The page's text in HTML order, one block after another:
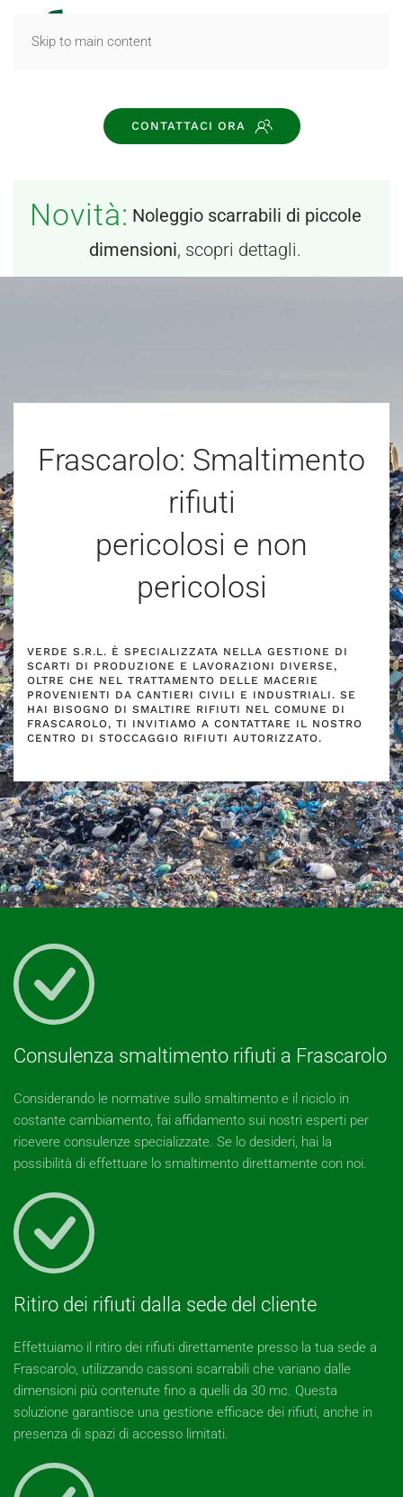
Skip to main content
CONTATTACI ORA
Novità: Noleggio scarrabili di piccole
dimensioni, scopri dettagli.
Frascarolo: Smaltimento
rifiuti
pericolosi e non
pericolosi
VERDE S.R.L. È SPECIALIZZATA NELLA GESTIONE DI
SCARTI DI PRODUZIONE E LAVORAZIONI DIVERSE,
OLTRE CHE NEL TRATTAMENTO DELLE MACERIE
PROVENIENTI DA CANTIERI CIVILI E INDUSTRIALI. SE
HAI BISOGNO DI SMALTIRE RIFIUTI NEL COMUNE DI
FRASCAROLO, TI INVITIAMO A CONTATTARE IL NOSTRO
CENTRO DI STOCCAGGIO RIFIUTI AUTORIZZATO.
Consulenza smaltimento rifiuti a Frascarolo
Considerando le normative sullo smaltimento e il riciclo in
costante cambiamento, fai affidamento sui nostri esperti per
ricevere consulenze specializzate. Se lo desideri, hai la
possibilità di effettuare lo smaltimento direttamente con noi.
Ritiro dei rifiuti dalla sede del cliente
Effettuiamo il ritiro dei rifiuti direttamente presso la tua sede a
Frascarolo, utilizzando cassoni scarrabili che variano dalle
dimensioni più contenute fino a quelli da 30 mc. Questa
soluzione garantisce una gestione efficace dei rifiuti, anche in
presenza di spazi di accesso limitati.